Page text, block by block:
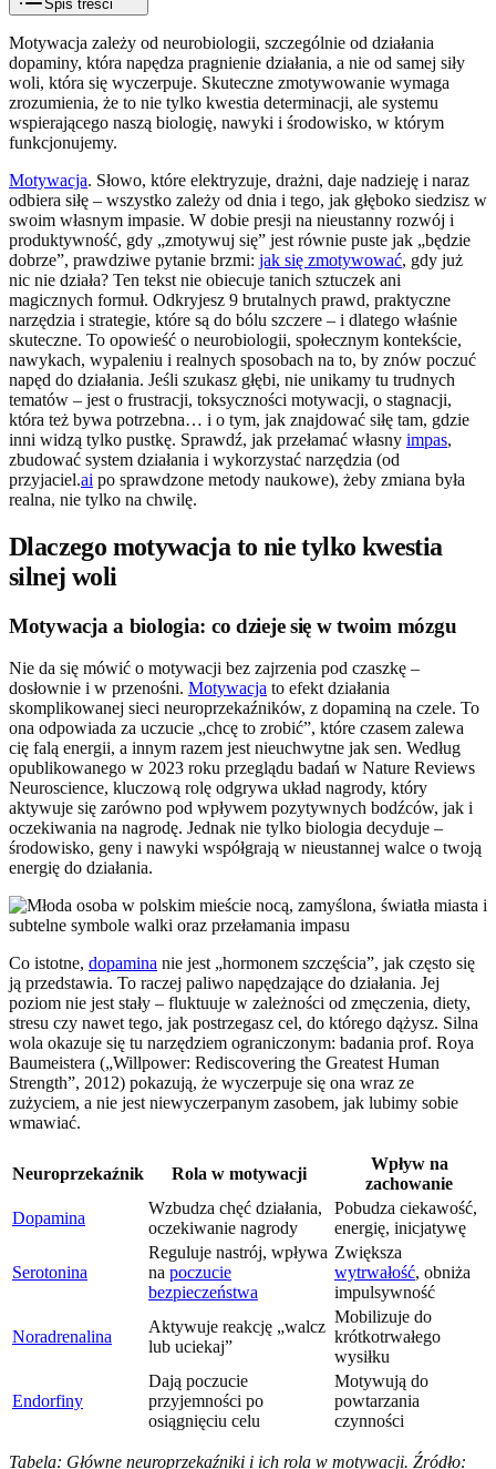
Spis treści
Motywacja zależy od neurobiologii, szczególnie od działania
dopaminy, która napędza pragnienie działania, a nie od samej siły
woli, która się wyczerpuje. Skuteczne zmotywowanie wymaga
zrozumienia, że to nie tylko kwestia determinacji, ale systemu
wspierającego naszą biologię, nawyki i środowisko, w którym
funkcjonujemy.
Motywacja. Słowo, które elektryzuje, drażni, daje nadzieję i naraz
odbiera siłę – wszystko zależy od dnia i tego, jak głęboko siedzisz w
swoim własnym impasie. W dobie presji na nieustanny rozwój i
produktywność, gdy „zmotywuj się” jest równie puste jak „będzie
dobrze”, prawdziwe pytanie brzmi: jak się zmotywować, gdy już
nic nie działa? Ten tekst nie obiecuje tanich sztuczek ani
magicznych formuł. Odkryjesz 9 brutalnych prawd, praktyczne
narzędzia i strategie, które są do bólu szczere – i dlatego właśnie
skuteczne. To opowieść o neurobiologii, społecznym kontekście,
nawykach, wypaleniu i realnych sposobach na to, by znów poczuć
napęd do działania. Jeśli szukasz głębi, nie unikamy tu trudnych
tematów – jest o frustracji, toksyczności motywacji, o stagnacji,
która też bywa potrzebna… i o tym, jak znajdować siłę tam, gdzie
inni widzą tylko pustkę. Sprawdź, jak przełamać własny impas,
zbudować system działania i wykorzystać narzędzia (od
przyjaciel.ai po sprawdzone metody naukowe), żeby zmiana była
realna, nie tylko na chwilę.
Dlaczego motywacja to nie tylko kwestia
silnej woli
Motywacja a biologia: co dzieje się w twoim mózgu
Nie da się mówić o motywacji bez zajrzenia pod czaszkę –
dosłownie i w przenośni. Motywacja to efekt działania
skomplikowanej sieci neuroprzekaźników, z dopaminą na czele. To
ona odpowiada za uczucie „chcę to zrobić”, które czasem zalewa
cię falą energii, a innym razem jest nieuchwytne jak sen. Według
opublikowanego w 2023 roku przeglądu badań w Nature Reviews
Neuroscience, kluczową rolę odgrywa układ nagrody, który
aktywuje się zarówno pod wpływem pozytywnych bodźców, jak i
oczekiwania na nagrodę. Jednak nie tylko biologia decyduje –
środowisko, geny i nawyki współgrają w nieustannej walce o twoją
energię do działania.
Co istotne, dopamina nie jest „hormonem szczęścia”, jak często się
ją przedstawia. To raczej paliwo napędzające do działania. Jej
poziom nie jest stały – fluktuuje w zależności od zmęczenia, diety,
stresu czy nawet tego, jak postrzegasz cel, do którego dążysz. Silna
wola okazuje się tu narzędziem ograniczonym: badania prof. Roya
Baumeistera („Willpower: Rediscovering the Greatest Human
Strength”, 2012) pokazują, że wyczerpuje się ona wraz ze
zużyciem, a nie jest niewyczerpanym zasobem, jak lubimy sobie
wmawiać.
Neuroprzekaźnik Rola w motywacji
Wpływ na
zachowanie
Dopamina
Wzbudza chęć działania,
oczekiwanie nagrody
Pobudza ciekawość,
energię, inicjatywę
Serotonina
Reguluje nastrój, wpływa
na poczucie
bezpieczeństwa
Zwiększa
wytrwałość, obniża
impulsywność
Noradrenalina
Aktywuje reakcję „walcz
lub uciekaj”
Mobilizuje do
krótkotrwałego
wysiłku
Endorfiny
Dają poczucie
przyjemności po
osiągnięciu celu
Motywują do
powtarzania
czynności
Tabela: Główne neuroprzekaźniki i ich rola w motywacji. Źródło: